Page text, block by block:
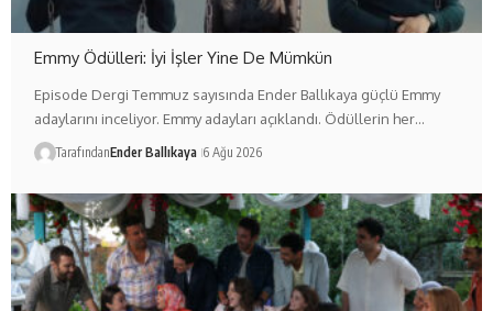
Emmy Ödülleri: İyi İşler Yine De Mümkün
Episode Dergi Temmuz sayısında Ender Ballıkaya güçlü Emmy
adaylarını inceliyor. Emmy adayları açıklandı. Ödüllerin her…
TarafındanEnder Ballıkaya 6 Ağu 2026